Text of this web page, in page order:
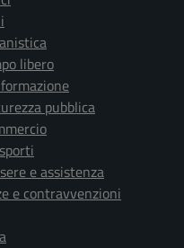
libero
pubblica
e assistenza
e contravvenzioni